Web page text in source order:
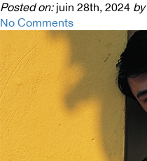
Posted on: juin 28th, 2024 by
No Comments